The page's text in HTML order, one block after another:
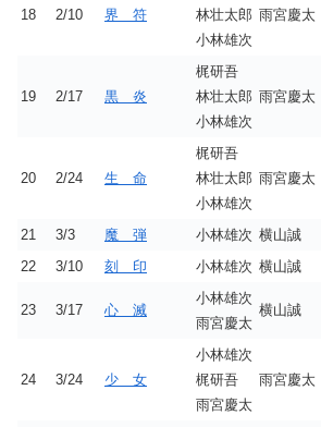
18 2/10 界 符
林壮太郎
小林雄次
雨宮慶太
19 2/17 黒 炎
梶研吾
林壮太郎
小林雄次
雨宮慶太
20 2/24 生 命
梶研吾
林壮太郎
小林雄次
雨宮慶太
21 3/3 魔 弾 小林雄次 横山誠
22
3/10 刻 印 小林雄次 横山誠
23 3/17 心 滅
小林雄次
雨宮慶太
横山誠
24 3/24 少 女
小林雄次
梶研吾
雨宮慶太
雨宮慶太